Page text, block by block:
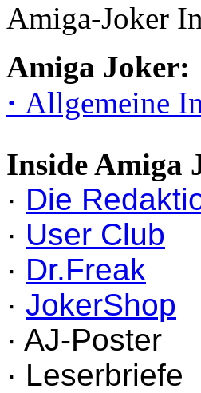
Amiga-Joker
Amiga Joker:
· Allgemeine
Inside Amiga
· Die
· User Club
· Dr.Freak
· JokerShop
· AJ-Poster
· Leserbriefe